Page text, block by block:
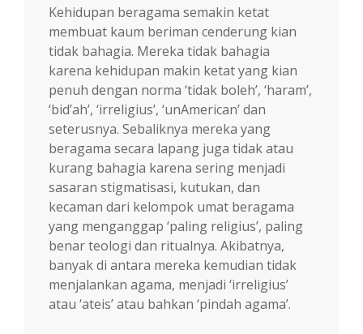
Kehidupan beragama semakin ketat
membuat kaum beriman cenderung kian
tidak bahagia. Mereka tidak bahagia
karena kehidupan makin ketat yang kian
penuh dengan norma ‘tidak boleh’, ‘haram’,
‘bid’ah’, ‘irreligius’, ‘unAmerican’ dan
seterusnya. Sebaliknya mereka yang
beragama secara lapang juga tidak atau
kurang bahagia karena sering menjadi
sasaran stigmatisasi, kutukan, dan
kecaman dari kelompok umat beragama
yang menganggap ‘paling religius’, paling
benar teologi dan ritualnya. Akibatnya,
banyak di antara mereka kemudian tidak
menjalankan agama, menjadi ‘irreligius’
atau ‘ateis’ atau bahkan ‘pindah agama’.